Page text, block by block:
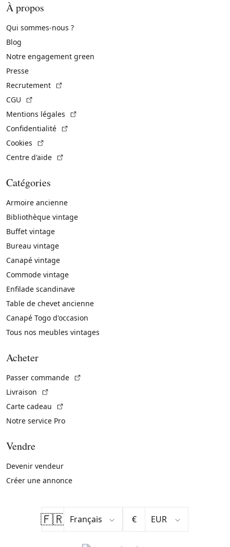
À propos
Qui sommes-nous ?
Blog
Notre engagement green
Presse
Recrutement
CGU
Mentions légales
Confidentialité
Cookies
Centre d'aide
Catégories
Armoire ancienne
Bibliothèque vintage
Buffet vintage
Bureau vintage
Canapé vintage
Commode vintage
Enfilade scandinave
Table de chevet ancienne
Canapé Togo d'occasion
Tous nos meubles vintages
Acheter
Passer commande
Livraison
Carte cadeau
Notre service Pro
Vendre
Devenir vendeur
Créer une annonce
🇫🇷 €